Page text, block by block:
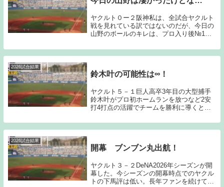
ヤクルト０ー２阪神私は、全試合ヤクルト
戦を見れている訳ではないのだが、今日の
山野のボールのキレは、プロ入り後№1だ
トレート、ワンシーム、スライダー、フォ
ークと指にしっかりかかっており、阪神打
2026試合結果
鈴木叶の可能性は∞！
ヤクルト５－１巨人高卒3年目の大型捕手
鈴木叶がプロ初ホームランを放つなど2安
打4打点の活躍でチームを勝利に導くとと
してみせた。スケールの大きな20歳の捕手
鈴木叶の可能性は∞である。鈴木叶は、
2026試合結果
開幕 ブンブン丸出航！
ヤクルト３－２DeNA2026年シーズンが開
幕した。今シーズンの開幕時点でのヤクル
トの下馬評は低い。長年ファンを続けてい